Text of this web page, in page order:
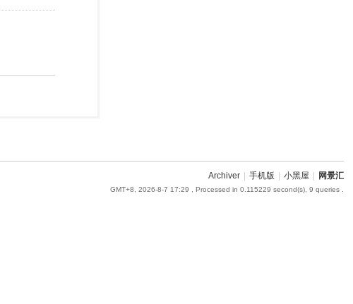
Archiver 手机版 小黑屋 网景汇
GMT+8, 2026-8-7 17:29 , Processed in 0.115229 second(s), 9 queries .